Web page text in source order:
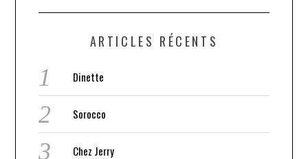
ARTICLES RÉCENTS
Dinette
Sorocco
Chez Jerry